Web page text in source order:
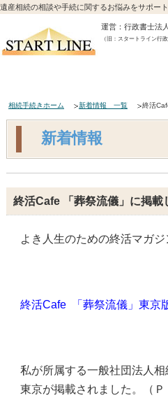
遺産相続の相談や手続に関するお悩みをサポー
運営：行政書士法
（旧：スタートライン行
相続手続きホーム 新着情報 一覧 終活
新着情報
終活Cafe 「葬祭流儀」に掲載
よき人生のための終活マガジ
終活Cafe 「葬祭流儀」東京
私が所属する一般社団法人
東京が掲載されました。（Ｐ